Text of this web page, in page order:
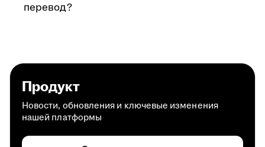
перевод?
Продукт
Новости, обновления и ключевые изменения
нашей платформы